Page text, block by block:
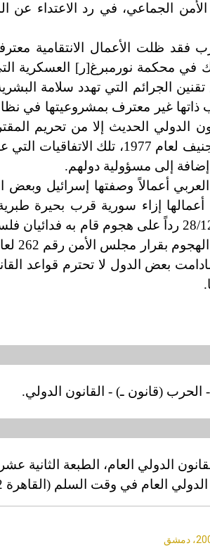
الأمن الجماعي، في رد الاعتداء
فقد ظلت الأعمال الانتقامية
في محكمة نورمبرغ[ر] العسكرية
الجرائم التي تهدد سلامة
ذاتها غير معترف بمشروعيتها في
الدولي الحديث إلا من تحريم
1949 المكملة بملحقي جنيف لعام
إلى مسؤولية دولهم.
أعمالاً وصفتها إسرائيل وبعض
مادامت بعض الدول لا تحترم قواعد
الحرب (قانون ـ) - القانون الدولي.
الدولي العام، الطبعة الثانية عشرة
العام في وقت السلم (القاهرة 1972).